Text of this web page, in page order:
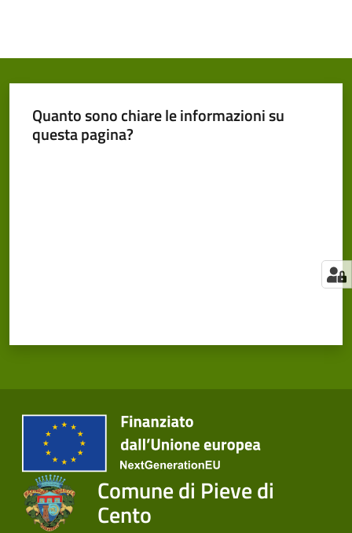
Quanto sono chiare le informazioni su
questa pagina?
Comune di Pieve di
Cento